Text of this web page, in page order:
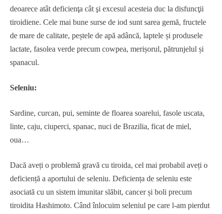
deoarece atât deficienţa cât şi excesul acesteia duc la disfuncţii
tiroidiene. Cele mai bune surse de iod sunt sarea gemă, fructele
de mare de calitate, peștele de apă adâncă, laptele și produsele
lactate, fasolea verde precum cowpea, merișorul, pătrunjelul și
spanacul.
Seleniu:
Sardine, curcan, pui, seminte de floarea soarelui, fasole uscata,
linte, caju, ciuperci, spanac, nuci de Brazilia, ficat de miel,
oua…
Dacă aveți o problemă gravă cu tiroida, cel mai probabil aveți o
deficiență a aportului de seleniu. Deficiența de seleniu este
asociată cu un sistem imunitar slăbit, cancer și boli precum
tiroidita Hashimoto. Când înlocuim seleniul pe care l-am pierdut